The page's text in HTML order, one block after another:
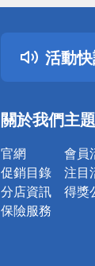
活動
關於我們
官網
促銷目錄
分店資訊
保險服務
主
會員
注目
得獎